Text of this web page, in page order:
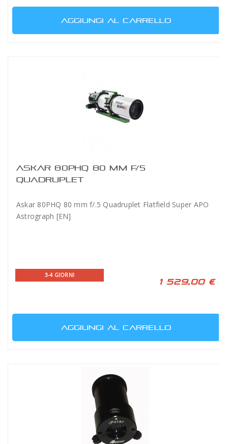
AGGIUNGI AL CARRELLO
ASKAR 80PHQ 80 MM F/5
QUADRUPLET
Askar 80PHQ 80 mm f/.5 Quadruplet Flatfield Super APO
Astrograph [EN]
3-4 GIORNI
1 529,00 €
AGGIUNGI AL CARRELLO